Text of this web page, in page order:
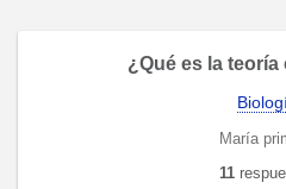
¿Qué es la
María
11